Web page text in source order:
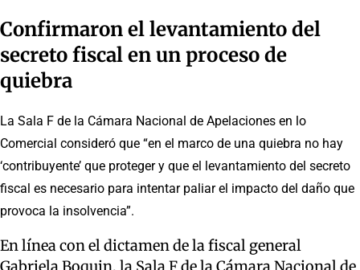
Confirmaron el levantamiento del
secreto fiscal en un proceso de
quiebra
La Sala F de la Cámara Nacional de Apelaciones en lo
Comercial consideró que “en el marco de una quiebra no hay
‘contribuyente’ que proteger y que el levantamiento del secreto
fiscal es necesario para intentar paliar el impacto del daño que
provoca la insolvencia”.
En línea con el dictamen de la fiscal general
Gabriela Boquin, la Sala F de la Cámara Nacional de